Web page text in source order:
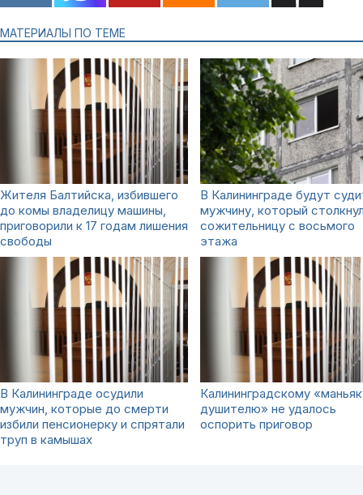
МАТЕРИАЛЫ ПО ТЕМЕ
Жителя Балтийска, избившего
до комы владелицу машины,
приговорили к 17 годам лишения
свободы
В Калининграде будут
мужчину, который
сожительницу с восьмого
этажа
В Калининграде осудили
мужчин, которые до смерти
избили пенсионерку и спрятали
труп в камышах
Калининградскому
душителю» не удалось
оспорить приговор